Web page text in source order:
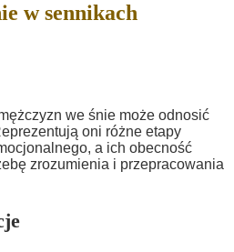
w sennikach
we śnie może odnosić
oni różne etapy
a ich obecność
zrozumienia i przepracowania